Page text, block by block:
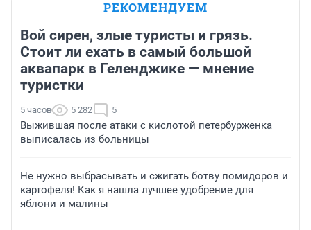
РЕКОМЕНДУЕМ
Вой сирен, злые туристы и грязь.
Стоит ли ехать в самый большой
аквапарк в Геленджике — мнение
туристки
5 часов 5 282 5
Выжившая после атаки с кислотой петербурженка
выписалась из больницы
Не нужно выбрасывать и сжигать ботву помидоров и
картофеля! Как я нашла лучшее удобрение для
яблони и малины